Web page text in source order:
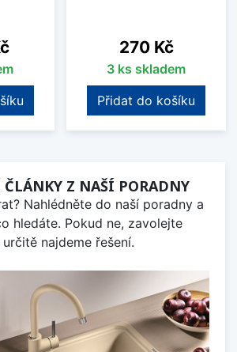
Cena
270 Kč
3 ks skladem
Přidat do košíku
ČLÁNKY Z NAŠÍ PORADNY
Nahlédněte do naší poradny a
hledáte. Pokud ne, zavolejte
najdeme řešení.